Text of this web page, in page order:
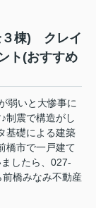
３棟) クレイ
ト(おすすめ
弱いと大惨事に
制震で構造がし
基礎による建築
橋市で一戸建て
したら、027-
橋みなみ不動産